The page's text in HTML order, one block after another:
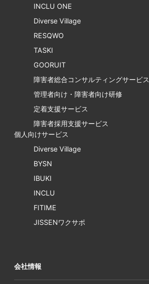
INCLU ONE
Diverse Village
RESQWO
TASKI
GOORUIT
障害者総合コンサルティングサービス
管理者向け・障害者向け研修
定着支援サービス
障害者採用支援サービス
個人向けサービス
Diverse Village
BYSN
IBUKI
INCLU
FITIME
JISSENワクサポ
会社情報